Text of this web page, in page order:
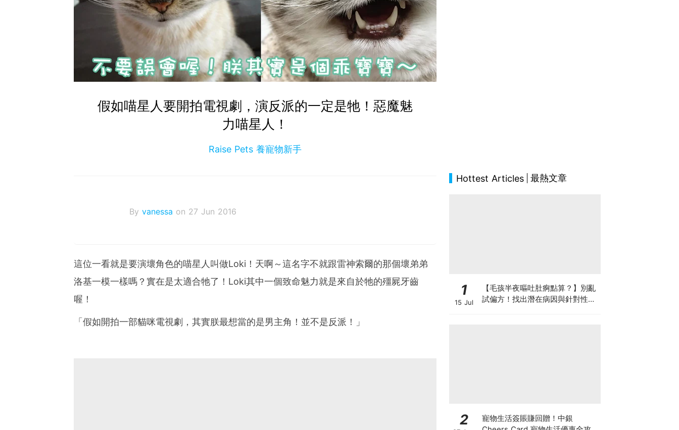
假如喵星人要開拍電視劇，演反派的一定是牠！惡魔魅
力喵星人！
Raise Pets 養寵物新手
By vanessa on 27 Jun 2016
這位一看就是要演壞角色的喵星人叫做Loki！天啊～這名字不就跟雷神索爾的那個壞弟弟
洛基一模一樣嗎？實在是太適合牠了！Loki其中一個致命魅力就是來自於牠的殭屍牙齒
喔！
「假如開拍一部貓咪電視劇，其實朕最想當的是男主角！並不是反派！」
Hottest Articles 最熱文章
1
15 Jul
【毛孩半夜嘔吐肚痾點算？】別亂
試偏方！找出潛在病因與針對性營
2
寵物生活簽賬賺回贈！中銀